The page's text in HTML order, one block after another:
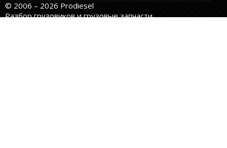
© 2006 – 2026 Prodiesel
Разбор грузовиков и грузовые запчасти